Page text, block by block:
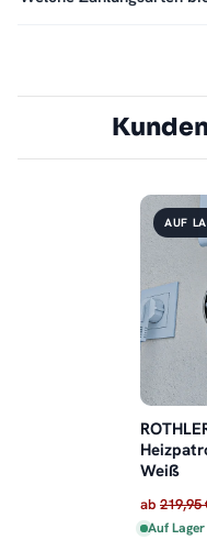
AUF
Weiß
ab 219,95
Auf Lager